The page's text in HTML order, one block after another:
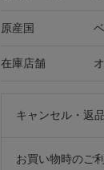
原産国
在庫店舗
キャンセル・返
お買い物時のご